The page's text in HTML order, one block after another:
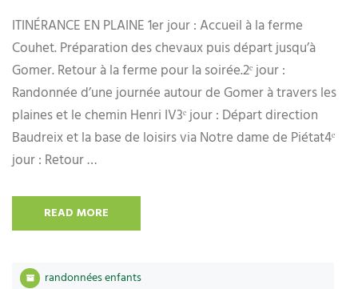
ITINÉRANCE EN PLAINE 1er jour : Accueil à la ferme
Couhet. Préparation des chevaux puis départ jusqu’à
Gomer. Retour à la ferme pour la soirée.2ᵉ jour :
Randonnée d’une journée autour de Gomer à travers les
plaines et le chemin Henri IV3ᵉ jour : Départ direction
Baudreix et la base de loisirs via Notre dame de Piétat4ᵉ
jour : Retour …
READ MORE
randonnées enfants